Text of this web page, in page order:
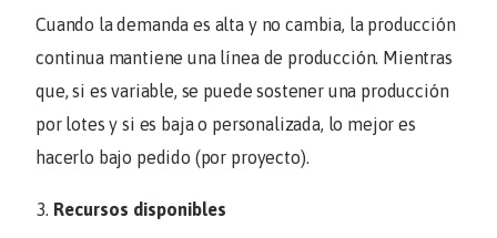
Cuando la demanda es alta y no cambia, la producción
continua mantiene una línea de producción. Mientras
que, si es variable, se puede sostener una producción
por lotes y si es baja o personalizada, lo mejor es
hacerlo bajo pedido (por proyecto).
Recursos disponibles